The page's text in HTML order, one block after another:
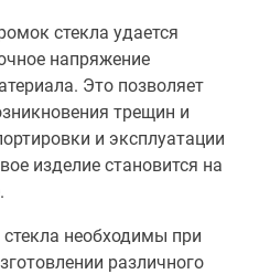
стекла удается
напряжение
Это позволяет
трещин и
и эксплуатации
изделие становится на
необходимы при
различного